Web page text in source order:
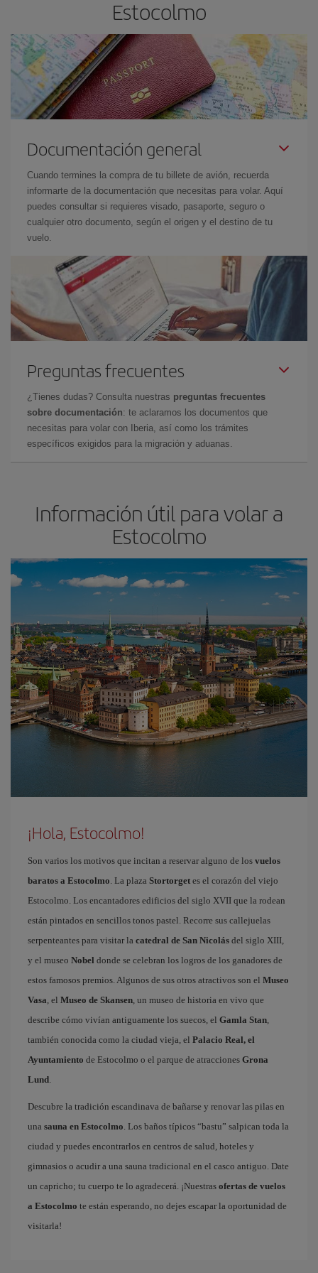
Estocolmo
Documentación general
Cuando termines la compra de tu billete de avión, recuerda
informarte de la documentación que necesitas para volar. Aquí
puedes consultar si requieres visado, pasaporte, seguro o
cualquier otro documento, según el origen y el destino de tu
vuelo.
Preguntas frecuentes
¿Tienes dudas? Consulta nuestras preguntas frecuentes
sobre documentación: te aclaramos los documentos que
necesitas para volar con Iberia, así como los trámites
específicos exigidos para la migración y aduanas.
Información útil para volar a
Estocolmo
¡Hola, Estocolmo!
Son varios los motivos que incitan a reservar alguno de los vuelos
baratos a Estocolmo. La plaza Stortorget es el corazón del viejo
Estocolmo. Los encantadores edificios del siglo XVII que la rodean
están pintados en sencillos tonos pastel. Recorre sus callejuelas
serpenteantes para visitar la catedral de San Nicolás del siglo XIII,
y el museo Nobel donde se celebran los logros de los ganadores de
estos famosos premios. Algunos de sus otros atractivos son el Museo
Vasa, el Museo de Skansen, un museo de historia en vivo que
describe cómo vivían antiguamente los suecos, el Gamla Stan,
también conocida como la ciudad vieja, el Palacio Real, el
Ayuntamiento de Estocolmo o el parque de atracciones Grona
Lund.
Descubre la tradición escandinava de bañarse y renovar las pilas en
una sauna en Estocolmo. Los baños típicos “bastu” salpican toda la
ciudad y puedes encontrarlos en centros de salud, hoteles y
gimnasios o acudir a una sauna tradicional en el casco antiguo. Date
un capricho; tu cuerpo te lo agradecerá. ¡Nuestras ofertas de vuelos
a Estocolmo te están esperando, no dejes escapar la oportunidad de
visitarla!